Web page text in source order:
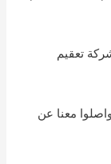
تعقيم
معنا عن